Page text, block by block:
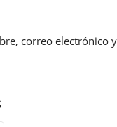
correo electrónico